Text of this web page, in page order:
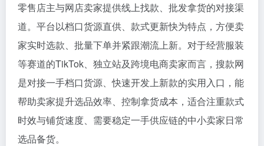
零售店主与网店卖家提供线上找款、批发拿货的对接渠
道。平台以档口货源直供、款式更新快为特点，方便卖
家实时选款、批量下单并紧跟潮流上新。对于经营服装
等赛道的TikTok、独立站及跨境电商卖家而言，搜款网
是对接一手档口货源、快速开发上新款的实用入口，能
帮助卖家提升选品效率、控制拿货成本，适合注重款式
时效与铺货速度、需要稳定一手供应链的中小卖家日常
选品备货。